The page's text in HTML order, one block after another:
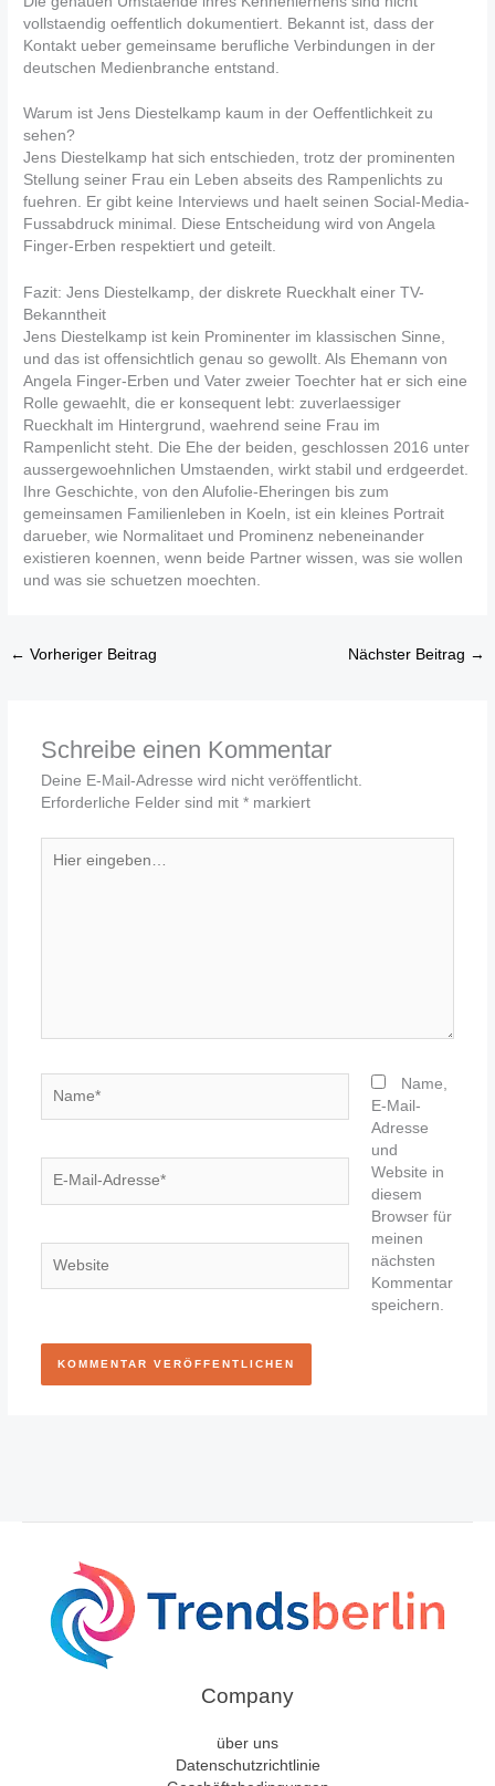
vollstaendig oeffentlich dokumentiert. Bekannt ist, dass der
Kontakt ueber gemeinsame berufliche Verbindungen in der
deutschen Medienbranche entstand.
Warum ist Jens Diestelkamp kaum in der Oeffentlichkeit zu
sehen?
Jens Diestelkamp hat sich entschieden, trotz der prominenten
Stellung seiner Frau ein Leben abseits des Rampenlichts zu
fuehren. Er gibt keine Interviews und haelt seinen Social-Media-
Fussabdruck minimal. Diese Entscheidung wird von Angela
Finger-Erben respektiert und geteilt.
Fazit: Jens Diestelkamp, der diskrete Rueckhalt einer TV-
Bekanntheit
Jens Diestelkamp ist kein Prominenter im klassischen Sinne,
und das ist offensichtlich genau so gewollt. Als Ehemann von
Angela Finger-Erben und Vater zweier Toechter hat er sich eine
Rolle gewaehlt, die er konsequent lebt: zuverlaessiger
Rueckhalt im Hintergrund, waehrend seine Frau im
Rampenlicht steht. Die Ehe der beiden, geschlossen 2016 unter
aussergewoehnlichen Umstaenden, wirkt stabil und erdgeerdet.
Ihre Geschichte, von den Alufolie-Eheringen bis zum
gemeinsamen Familienleben in Koeln, ist ein kleines Portrait
darueber, wie Normalitaet und Prominenz nebeneinander
existieren koennen, wenn beide Partner wissen, was sie wollen
und was sie schuetzen moechten.
← Vorheriger Beitrag Nächster Beitrag →
Schreibe einen Kommentar
Deine E-Mail-Adresse wird nicht veröffentlicht.
Erforderliche Felder sind mit *markiert
eingeben…
Mail-
Name,
E-Mail-
Adresse
und
Website in
diesem
Browser für
meinen
nächsten
Kommentar
speichern.
Company
über uns
Datenschutzrichtlinie